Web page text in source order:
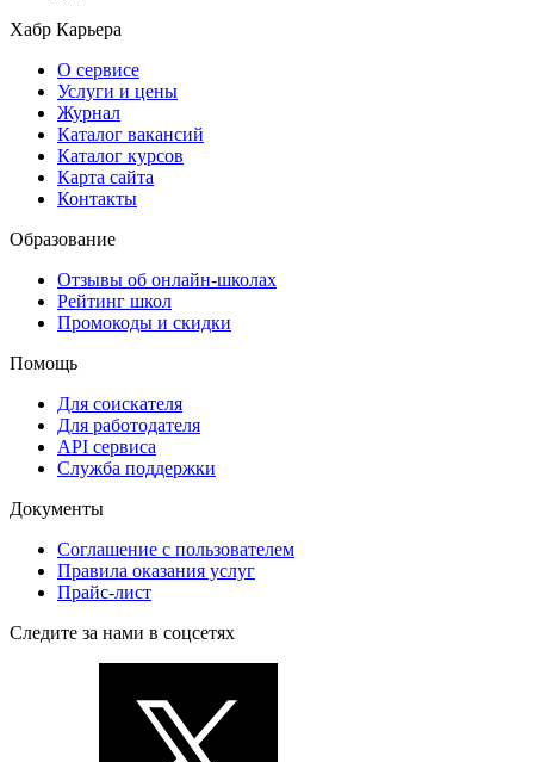
Хабр Карьера
О сервисе
Услуги и цены
Журнал
Каталог вакансий
Каталог курсов
Карта сайта
Контакты
Образование
Отзывы об онлайн-школах
Рейтинг школ
Промокоды и скидки
Помощь
Для соискателя
Для работодателя
API сервиса
Служба поддержки
Документы
Соглашение с пользователем
Правила оказания услуг
Прайс-лист
Следите за нами в соцсетях